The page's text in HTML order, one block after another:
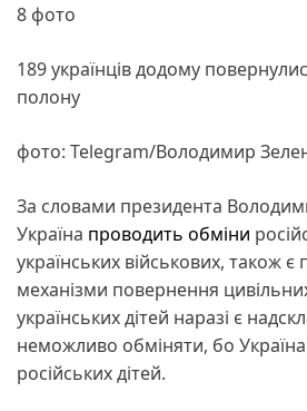
8 фото
189 українців додому
полону
фото: Telegram/Володимир
За словами президента
Україна проводить обміни
українських військових, також є
механізми повернення
українських дітей наразі є
неможливо обміняти, бо
російських дітей.